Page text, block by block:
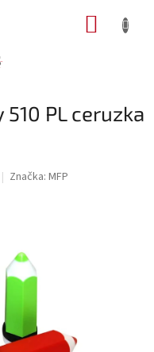
PL ceruzka
Značka: MFP